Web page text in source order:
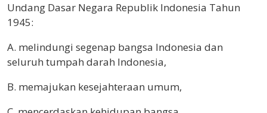
Undang Dasar Negara Republik Indonesia Tahun
1945:
A. melindungi segenap bangsa Indonesia dan
seluruh tumpah darah Indonesia,
B. memajukan kesejahteraan umum,